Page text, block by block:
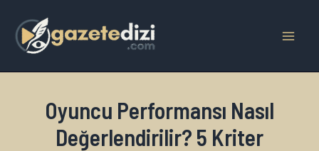
atla
Oyuncu Performansı Nasıl
Değerlendirilir? 5 Kriter